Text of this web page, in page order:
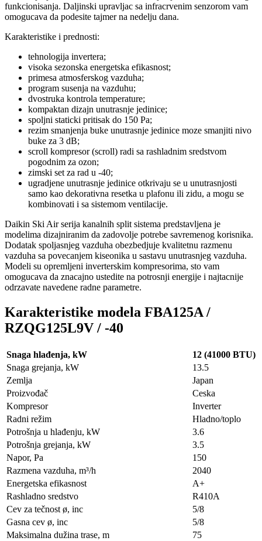
funkcionisanja. Daljinski upravljac sa infracrvenim senzorom vam
omogucava da podesite tajmer na nedelju dana.
Karakteristike i prednosti:
tehnologija invertera;
visoka sezonska energetska efikasnost;
primesa atmosferskog vazduha;
program susenja na vazduhu;
dvostruka kontrola temperature;
kompaktan dizajn unutrasnje jedinice;
spoljni staticki pritisak do 150 Pa;
rezim smanjenja buke unutrasnje jedinice moze smanjiti nivo
buke za 3 dB;
scroll kompresor (scroll) radi sa rashladnim sredstvom
pogodnim za ozon;
zimski set za rad u -40;
ugradjene unutrasnje jedinice otkrivaju se u unutrasnjosti
samo kao dekorativna resetka u plafonu ili zidu, a mogu se
kombinovati i sa sistemom ventilacije.
Daikin Ski Air serija kanalnih split sistema predstavljena je
modelima dizajniranim da zadovolje potrebe savremenog korisnika.
Dodatak spoljasnjeg vazduha obezbedjuje kvalitetnu razmenu
vazduha sa povecanjem kiseonika u sastavu unutrasnjeg vazduha.
Modeli su opremljeni inverterskim kompresorima, sto vam
omogucava da znacajno ustedite na potrosnji energije i najtacnije
odrzavate navedene radne parametre.
Karakteristike modela FBA125A /
RZQG125L9V / -40
Snaga hlađenja, kW
12 (41000 BTU)
Snaga grejanja, kW
13.5
Zemlja
Japan
Proizvođač
Ceska
Kompresor
Inverter
Radni režim
Hladno/toplo
Potrošnja u hlađenju, kW
3.6
Potrošnja grejanja, kW
3.5
Napor, Pa
150
Razmena vazduha, m³/h
2040
Energetska efikasnost
A+
Rashladno sredstvo
R410A
Cev za tečnost ø, inc
5/8
Gasna cev ø, inc
5/8
Maksimalna dužina trase, m
75